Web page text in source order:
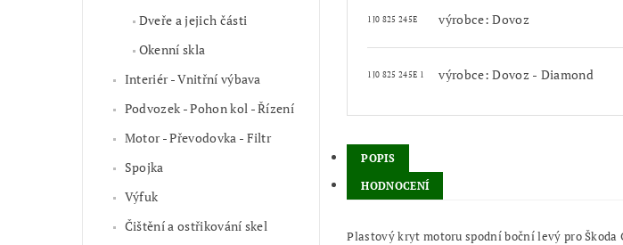
Dveře a jejich části
Okenní skla
Interiér - Vnitřní výbava
Podvozek - Pohon kol - Řízení
Motor - Převodovka - Filtr
Spojka
Výfuk
Čištění a ostřikování skel
1J0 825 245E výrobce: Dovoz
1J0 825 245E 1 výrobce: Dovoz - Diamond
POPIS
HODNOCENÍ
Plastový kryt motoru spodní boční levý pro